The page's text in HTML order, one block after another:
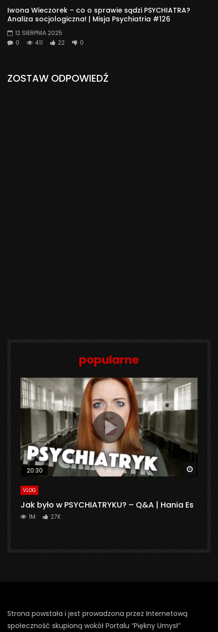
Iwona Wieczorek – co o sprawie sądzi PSYCHIATRA?
Analiza socjologiczna! | Misja Psychiatria #126
12 SIERPNIA 2025
0
411 22 0
ZOSTAW ODPOWIEDŹ
popularne
20:30
VLOG
Jak było w PSYCHIATRYKU? – Q&A | Hania Es
1M 27K
Strona powstała i jest prowadzona przez Internetową
społeczność skupioną wokół Portalu “Piękny Umysł”